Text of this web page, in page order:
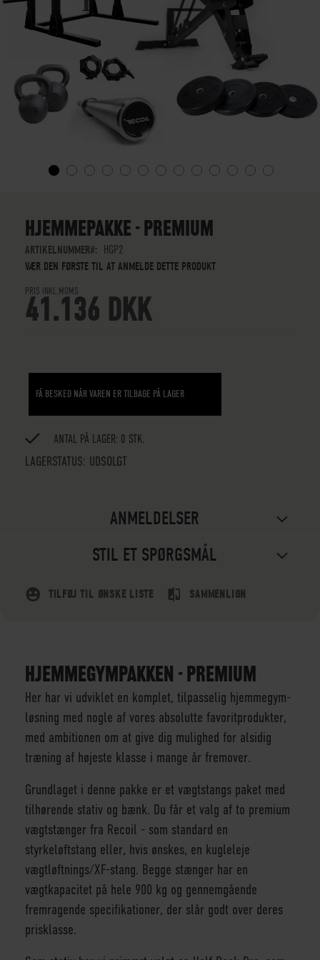
BILLEDGALLERIET
HJEMMEPAKKE - PREMIUM
ARTIKELNUMMER
HGP2
VÆR DEN FØRSTE TIL AT ANMELDE DETTE PRODUKT
PRIS INKL.MOMS
41.136 DKK
FÅ BESKED NÅR VAREN ER TILBAGE PÅ LAGER
LAGERSTATUS: UDSOLGT
ANTAL PÅ LAGER: 0 STK.
ANMELDELSER
STIL ET SPØRGSMÅL
TILFØJ TIL ØNSKE LISTE SAMMENLIGN
HJEMMEGYMPAKKEN - PREMIUM
Her har vi udviklet en komplet, tilpasselig hjemmegym-
løsning med nogle af vores absolutte favoritprodukter,
med ambitionen om at give dig mulighed for alsidig
træning af højeste klasse i mange år fremover.
Grundlaget i denne pakke er et vægtstangs paket med
tilhørende stativ og bænk. Du får et valg af to premium
vægtstænger fra Recoil - som standard en
styrkeløftstang eller, hvis ønskes, en kugleleje
vægtløftnings/XF-stang. Begge stænger har en
vægtkapacitet på hele 900 kg og gennemgående
fremragende specifikationer, der slår godt over deres
prisklasse.